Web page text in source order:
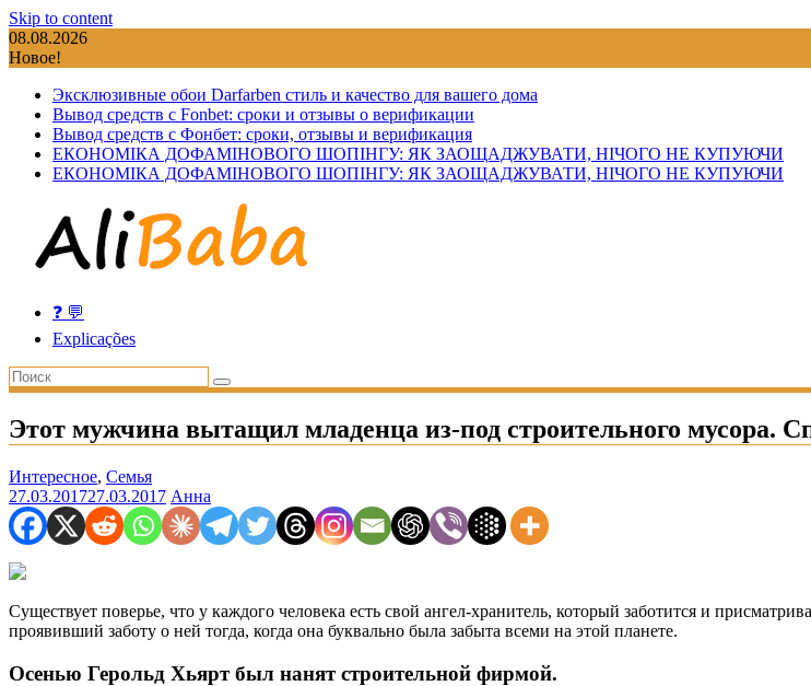
Skip to content
08.08.2026
Новое!
Эксклюзивные обои Darfarben стиль и качество для вашего дома
Вывод средств с Fonbet: сроки и отзывы о верификации
Вывод средств с Фонбет: сроки, отзывы и верификация
ЕКОНОМІКА ДОФАМІНОВОГО ШОПІНГУ: ЯК ЗАОЩАДЖУВАТИ, НІЧОГО НЕ КУПУЮЧИ
ЕКОНОМІКА ДОФАМІНОВОГО ШОПІНГУ: ЯК ЗАОЩАДЖУВАТИ, НІЧОГО НЕ КУПУЮЧИ
❓ 💬
Explicações
Этот мужчина вытащил младенца из-под строительного мусора.
Интересное, Семья
27.03.201727.03.2017 Анна
Существует поверье, что у каждого человека есть свой ангел-хранитель, который заботится и
проявивший заботу о ней тогда, когда она буквально была забыта всеми на этой планете.
Осенью Герольд Хьярт был нанят строительной фирмой.